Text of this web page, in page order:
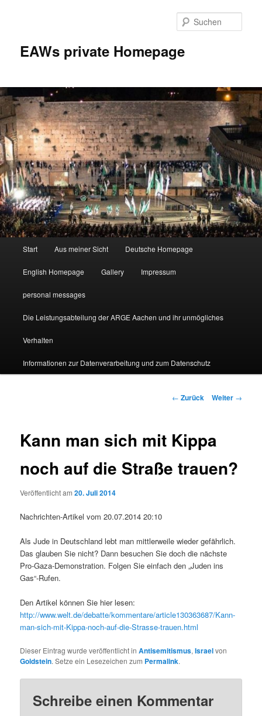
EAWs private Homepage
Start Aus meiner Sicht Deutsche Homepage
English Homepage Gallery Impressum
personal messages
Die Leistungsabteilung der ARGE Aachen und ihr unmögliches
Verhalten
Informationen zur Datenverarbeitung und zum Datenschutz
Beitragsnavigation
← Zurück Weiter →
Kann man sich mit Kippa
noch auf die Straße trauen?
Veröffentlicht am20. Juli 2014
Nachrichten-Artikel vom 20.07.2014 20:10
Als Jude in Deutschland lebt man mittlerweile wieder gefährlich.
Das glauben Sie nicht? Dann besuchen Sie doch die nächste
Pro-Gaza-Demonstration. Folgen Sie einfach den „Juden ins
Gas“-Rufen.
Den Artikel können Sie hier lesen:
http://www.welt.de/debatte/kommentare/article130363687/Kann-
man-sich-mit-Kippa-noch-auf-die-Strasse-trauen.html
Dieser Eintrag wurde veröffentlicht inAntisemitismus,Israelvon
Goldstein. Setze ein Lesezeichen zum Permalink.
Schreibe einen Kommentar